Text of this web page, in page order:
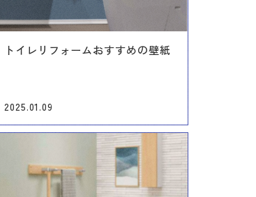
トイレリフォームおすすめの壁紙
2025.01.09